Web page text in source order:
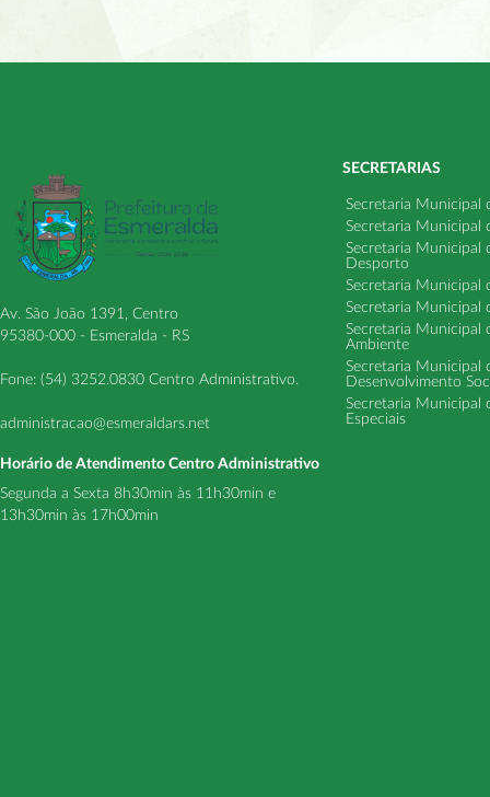
Av. São João 1391, Centro
95380-000 - Esmeralda - RS
Fone: (54) 3252.0830 Centro Administrativo.
administracao@esmeraldars.net
Horário de Atendimento Centro Administrativo
Segunda a Sexta 8h30min às 11h30min e
13h30min às 17h00min
SECRETARIAS
Secretaria Municipal
Secretaria Municipal
Secretaria Municipal
Desporto
Secretaria Municipal
Secretaria Municipal
Secretaria Municipal
Ambiente
Secretaria Municipal
Desenvolvimento
Secretaria Municipal
Especiais